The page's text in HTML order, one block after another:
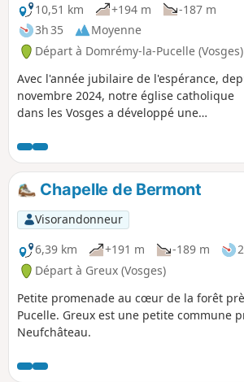
10,51 km
+194 m
-187 m
3h 35
Moyenne
Départ à Domrémy-la-Pucelle (Vosges)
Avec l'année jubilaire de l'espérance,
novembre 2024, notre église catholique
dans les Vosges a développé une
voyage pour des chemins d'espérance »,
avec trois numéros dans l'année autour
temps liturgiques et des saints
vosgiens.Ainsi, plusieurs itinéraires sont
proposés dans les Vosges comme
pèlerinages locaux et chemins
De quoi redécouvrir notre territoire et
saints locaux à travers tout le département
des Vosges. Chaque itinéraire peut se
indépendamment des autres, et en toute
période. « Dans le pays de Jeanne » est
l'itinéraire proposé dans le deuxième «
Chapelle de Bermont
Visorandonneur
6,39 km
+191 m -189 m
Départ à Greux (Vosges)
Petite promenade au cœur de la forêt
Pucelle. Greux est une petite commune
Neufchâteau.